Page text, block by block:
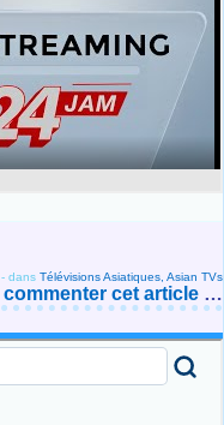
- dans Télévisions Asiatiques, Asian TVs
commenter cet article …